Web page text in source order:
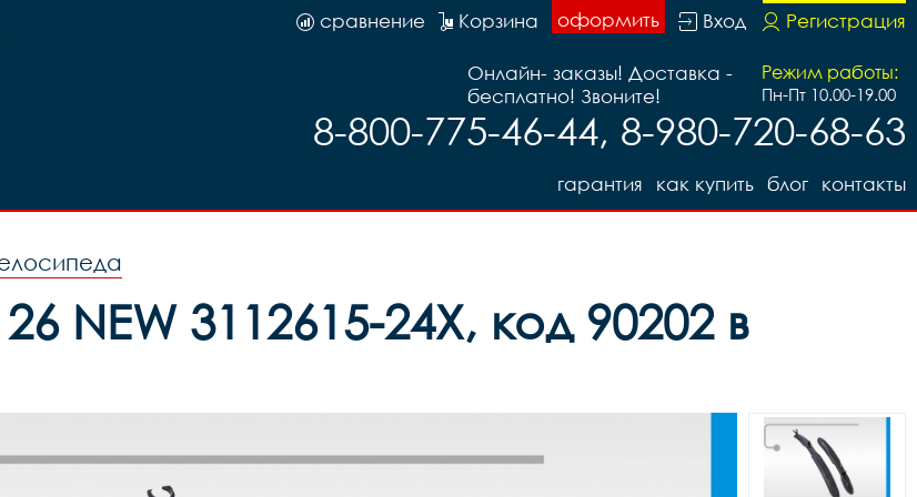
36H на промах гайка, код 41520
Регистрация
Вход
оформить
Корзина
сравнение
Режим работы:
Пн-Пт 10.00-19.00
Онлайн- заказы! Доставка -
бесплатно! Звоните!
8-800-775-46-44, 8-980-720-68-63
контакты
блог
как купить
гарантия
NEW 3112615-24Х, код 90202 в